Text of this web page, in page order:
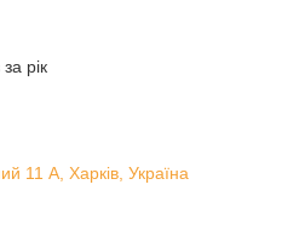
рік
11 А, Харків, Україна